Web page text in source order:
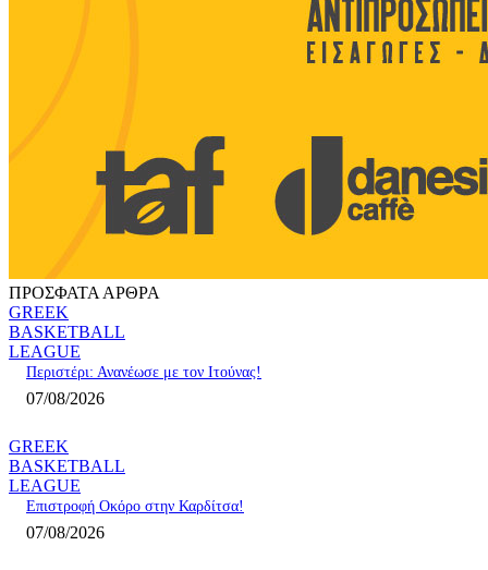
ΠΡΟΣΦΑΤΑ ΑΡΘΡΑ
GREEK
BASKETBALL
LEAGUE
Περιστέρι: Ανανέωσε με τον Ιτούνας!
07/08/2026
GREEK
BASKETBALL
LEAGUE
Επιστροφή Οκόρο στην Καρδίτσα!
07/08/2026